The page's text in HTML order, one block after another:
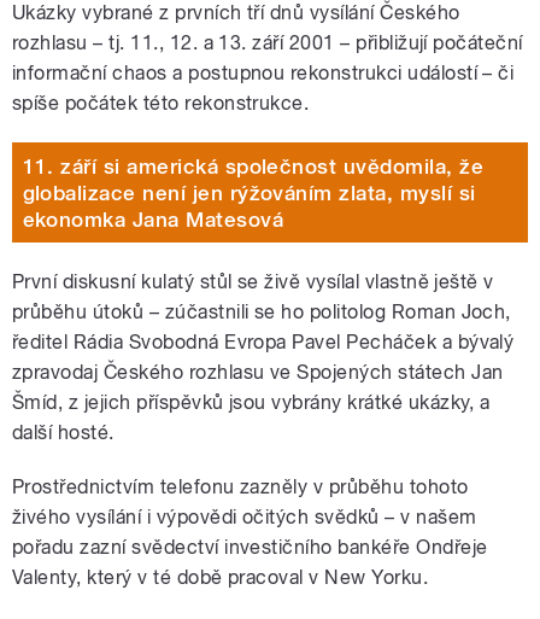
Ukázky vybrané z prvních tří dnů vysílání Českého
rozhlasu – tj. 11., 12. a 13. září 2001 – přibližují počáteční
informační chaos a postupnou rekonstrukci událostí – či
spíše počátek této rekonstrukce.
11. září si americká společnost uvědomila, že
globalizace není jen rýžováním zlata, myslí si
ekonomka Jana Matesová
První diskusní kulatý stůl se živě vysílal vlastně ještě v
průběhu útoků – zúčastnili se ho politolog Roman Joch,
ředitel Rádia Svobodná Evropa Pavel Pecháček a bývalý
zpravodaj Českého rozhlasu ve Spojených státech Jan
Šmíd, z jejich příspěvků jsou vybrány krátké ukázky, a
další hosté.
Prostřednictvím telefonu zazněly v průběhu tohoto
živého vysílání i výpovědi očitých svědků – v našem
pořadu zazní svědectví investičního bankéře Ondřeje
Valenty, který v té době pracoval v New Yorku.